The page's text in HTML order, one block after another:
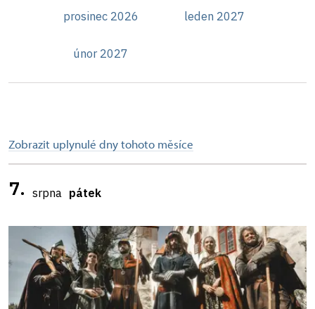
prosinec 2026 leden 2027
únor 2027
Zobrazit uplynulé dny tohoto měsíce
7. srpna pátek